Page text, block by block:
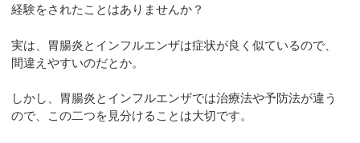
経験をされたことはありませんか？
実は、胃腸炎とインフルエンザは症状が良く似ているので、
間違えやすいのだとか。
しかし、胃腸炎とインフルエンザでは治療法や予防法が違う
ので、この二つを見分けることは大切です。